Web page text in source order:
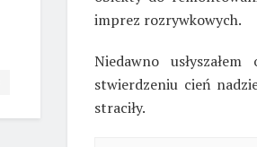
imprez rozrywkowych.
Niedawno
stwierdzeniu cień
straciły.